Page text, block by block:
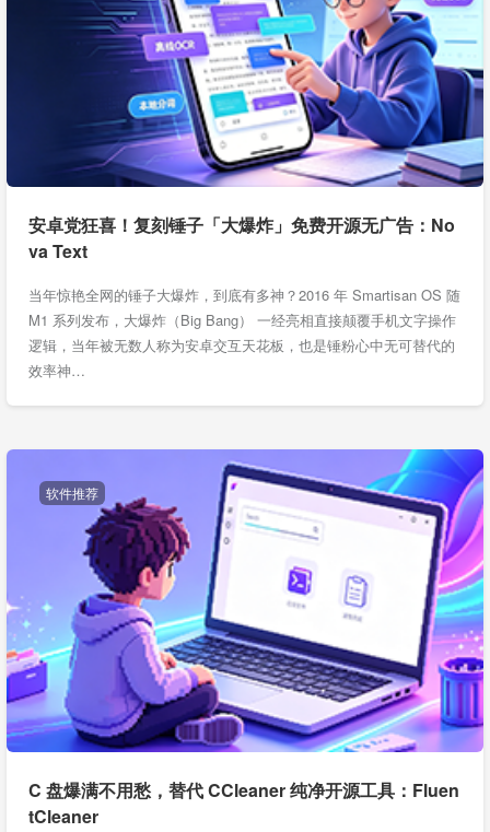
安卓党狂喜！复刻锤子「大爆炸」免费开源无广告：No
va Text
当年惊艳全网的锤子大爆炸，到底有多神？2016 年 Smartisan OS 随
M1 系列发布，大爆炸（Big Bang） 一经亮相直接颠覆手机文字操作
逻辑，当年被无数人称为安卓交互天花板，也是锤粉心中无可替代的
效率神…
软件推荐
C 盘爆满不用愁，替代 CCleaner 纯净开源工具：Fluen
tCleaner